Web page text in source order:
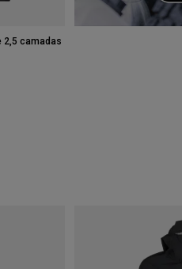
2,5 camadas
of Verde azeitona.